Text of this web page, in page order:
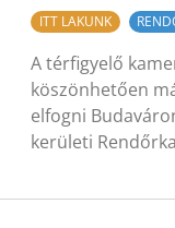
ITT LAKUNK
A térfigyelő
köszönhetően
elfogni
kerületi